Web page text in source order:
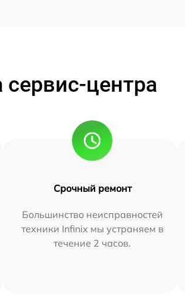
центра
Срочный ремонт
Большинство неисправностей
техники Infinix мы устраняем в
течение 2 часов.